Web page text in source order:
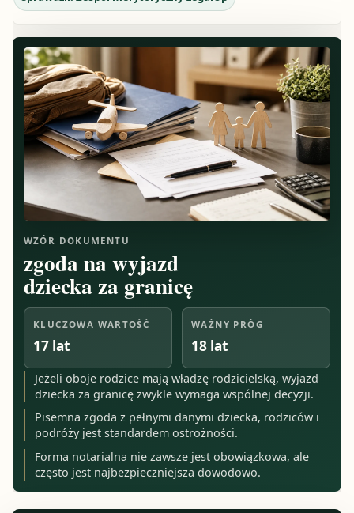
WZÓR DOKUMENTU
zgoda na wyjazd
dziecka za granicę
KLUCZOWA WARTOŚĆ
17 lat
WAŻNY PRÓG
18 lat
Jeżeli oboje rodzice mają władzę rodzicielską, wyjazd
dziecka za granicę zwykle wymaga wspólnej decyzji.
Pisemna zgoda z pełnymi danymi dziecka, rodziców i
podróży jest standardem ostrożności.
Forma notarialna nie zawsze jest obowiązkowa, ale
często jest najbezpieczniejsza dowodowo.